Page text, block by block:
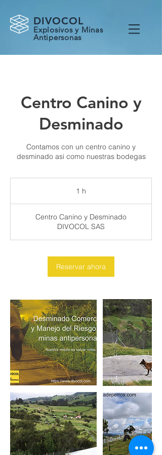
DIVOCOL
Explosivos y Minas
Antipersonas
Centro Canino y
Desminado
Contamos con un centro canino y
desminado asi como nuestras bodegas
1 h
Centro Canino y Desminado
DIVOCOL SAS
Reservar ahora